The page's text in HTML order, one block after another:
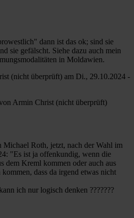
dann ist das ok; sind sie
sie gefälscht. Siehe dazu auch mein
in Moldawien.
(nicht überprüft) am Di., 29.10.2024 -
Armin Christ (nicht überprüft)
Michael Roth, jetzt, nach der Wahl im
"Es ist ja offenkundig, wenn die
dem Kreml kommen oder auch aus
dass da irgend etwas nicht
ich nur logisch denken ???????